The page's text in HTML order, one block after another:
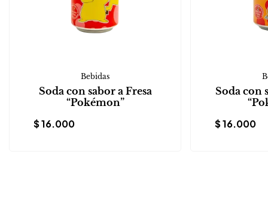
Bebidas
Soda con sabor a Fresa
“Pokémon”
$16.000
Soda con
$16.000